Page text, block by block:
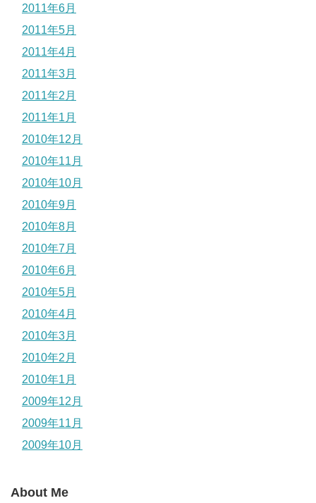
2011年6月
2011年5月
2011年4月
2011年3月
2011年2月
2011年1月
2010年12月
2010年11月
2010年10月
2010年9月
2010年8月
2010年7月
2010年6月
2010年5月
2010年4月
2010年3月
2010年2月
2010年1月
2009年12月
2009年11月
2009年10月
About Me